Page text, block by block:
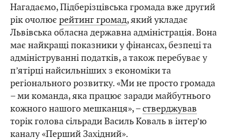
Нагадаємо, Підберізцівська громада вже другий
рік очолює рейтинг громад, який укладає
Львівська обласна державна адміністрація. Вона
має найкращі показники у фінансах, безпеці та
адмініструванні податків, а також перебуває у
п’ятірці найсильніших з економіки та
регіонального розвитку. «Ми не просто громада
– ми команда, яка працює заради майбутнього
кожного нашого мешканця», –стверджував
торік голова сільради Василь Коваль в інтер’ю
каналу «Перший Західний».